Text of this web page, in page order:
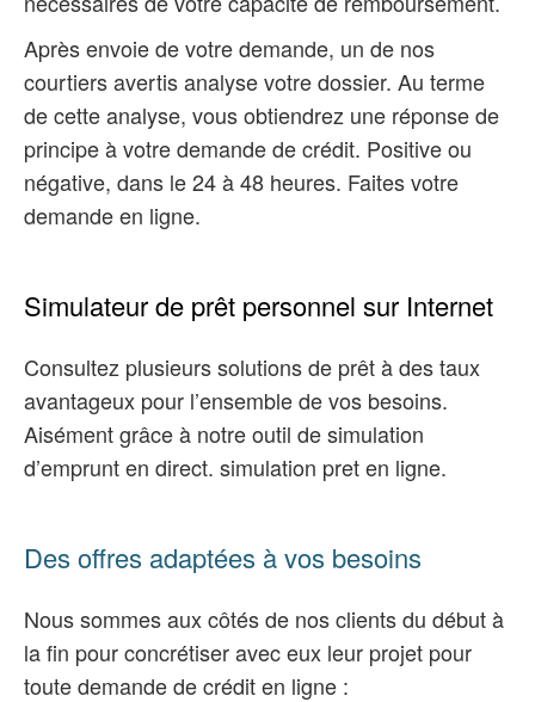
Après envoie de votre demande, un de nos
courtiers avertis analyse votre dossier. Au terme
de cette analyse, vous obtiendrez une réponse de
principe à votre demande de crédit. Positive ou
négative, dans le 24 à 48 heures. Faites votre
demande en ligne.
Simulateur de prêt personnel sur Internet
Consultez plusieurs solutions de prêt à des taux
avantageux pour l’ensemble de vos besoins.
Aisément grâce à notre outil de simulation
d’emprunt en direct. simulation pret en ligne.
Des offres adaptées à vos besoins
Nous sommes aux côtés de nos clients du début à
la fin pour concrétiser avec eux leur projet pour
toute demande de crédit en ligne :